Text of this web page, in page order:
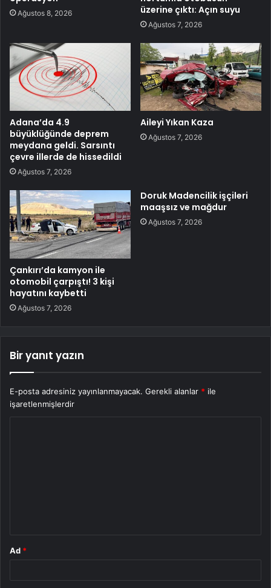
Ağustos 8, 2026
üzerine çıktı: Açın suyu
Ağustos 7, 2026
Adana’da 4.9
büyüklüğünde deprem
meydana geldi. Sarsıntı
çevre illerde de hissedildi
Ağustos 7, 2026
Aileyi Yıkan Kaza
Ağustos 7, 2026
Çankırı’da kamyon ile
otomobil çarpıştı! 3 kişi
hayatını kaybetti
Ağustos 7, 2026
Doruk Madencilik işçileri
maaşsız ve mağdur
Ağustos 7, 2026
Bir yanıt yazın
E-posta adresiniz yayınlanmayacak. Gerekli alanlar * ile
işaretlenmişlerdir
Ad *